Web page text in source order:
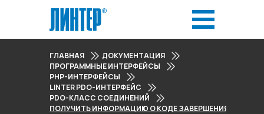
ГЛАВНАЯ
ДОКУМЕНТАЦИЯ
ПРОГРАММНЫЕ ИНТЕРФЕЙСЫ
PHP-ИНТЕРФЕЙСЫ
LINTER PDO-ИНТЕРФЕЙС
PDO-КЛАСС СОЕДИНЕНИЙ
ПОЛУЧИТЬ ИНФОРМАЦИЮ О КОДЕ ЗАВЕРШЕНИЯ